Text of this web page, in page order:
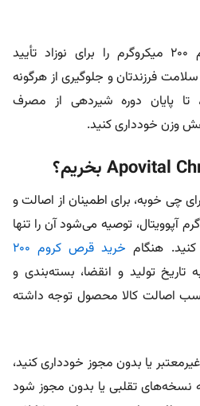
پژوهش‌ها هنوز ایمنی کروم ۲۰۰ میکروگرم را برای نوزاد تأیید
فرزندتان و جلوگیری از هرگونه
تا پایان دوره شیردهی از مصرف
وزن خودداری کنید.
چی خوبه، برای اطمینان از اصالت و
کروم 200 میکروگرم آپوویتال، توصیه می‌شود آن را تنها
کنید. هنگام
خرید قرص کروم 200
تولید و انقضا، بسته‌بندی و
اصالت کالا محصول توجه داشته
یا بدون مجوز خودداری کنید،
نسخه‌های تقلبی یا بدون مجوز شود